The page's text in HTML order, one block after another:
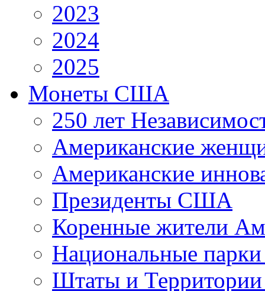
2023
2024
2025
Монеты США
250 лет
Американские
Американские
Президенты США
Коренные жители
Национальные
Штаты и